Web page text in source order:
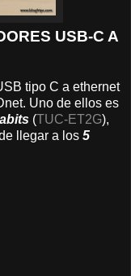
USB-C A
tipo C a ethernet
Uno de ellos es
(TUC-ET2G),
llegar a los 5